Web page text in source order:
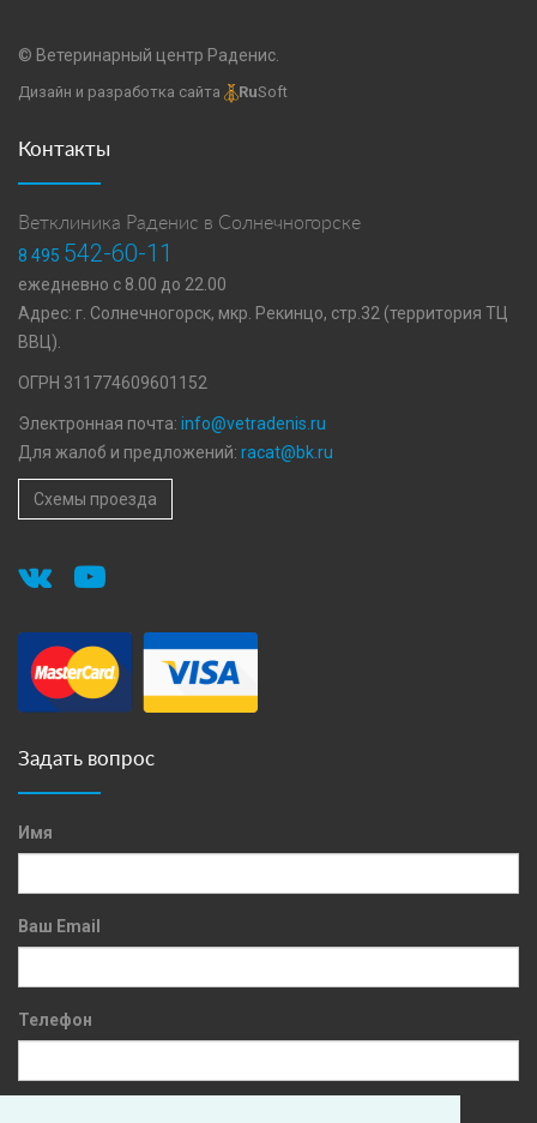
© Ветеринарный центр Раденис.
Дизайн и разработка сайта RuSoft
Контакты
Ветклиника Раденис в Солнечногорске
8 495 542-60-11
ежедневно с 8.00 до 22.00
Адрес: г. Солнечногорск, мкр. Рекинцо, стр.32 (территория ТЦ
ВВЦ).
ОГРН 311774609601152
Электронная почта: info@vetradenis.ru
Для жалоб и предложений: racat@bk.ru
Схемы проезда
Задать вопрос
Имя
Ваш Email
Телефон